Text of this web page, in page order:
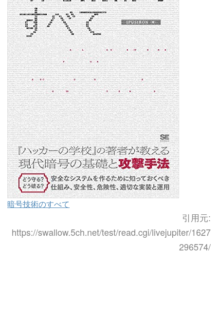
暗号技術のすべて
引用元:
https://swallow.5ch.net/test/read.cgi/livejupiter/1627
296574/